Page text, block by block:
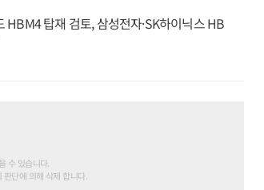
HBM4 탑재 검토, 삼성전자·SK하이닉스 HB
수 있습니다.
판단에 의해 삭제 합니다.